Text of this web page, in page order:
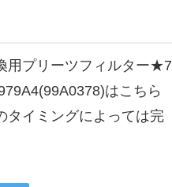
用プリーツフィルター★7
はこちら
イミングによっては完